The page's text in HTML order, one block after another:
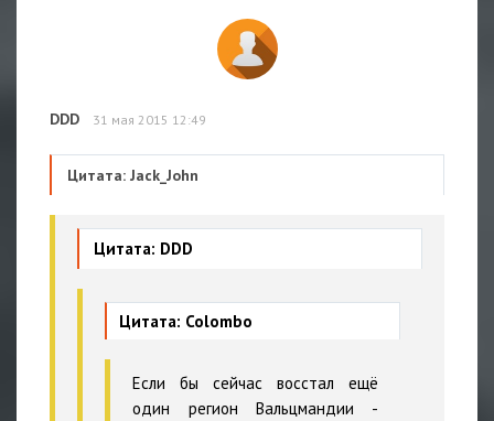
DDD 31 мая 2015 12:49
Цитата: Jack_John
Цитата: DDD
Цитата: Colombo
Если бы сейчас восстал ещё
один регион Вальцмандии -